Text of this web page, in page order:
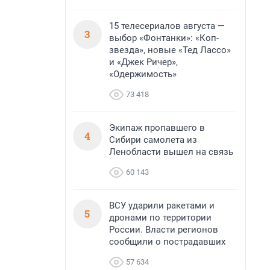
3
15 телесериалов августа —
выбор «Фонтанки»: «Коп-
звезда», новые «Тед Лассо»
и «Джек Ричер»,
«Одержимость»
73 418
4
Экипаж пропавшего в
Сибири самолета из
Ленобласти вышел на связь
60 143
5
ВСУ ударили ракетами и
дронами по территории
России. Власти регионов
сообщили о пострадавших
57 634